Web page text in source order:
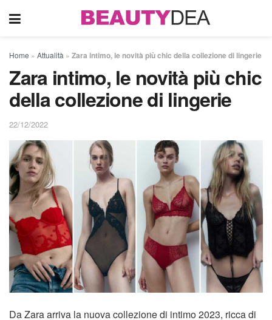
Home » Attualità » Zara intimo, le novità più chic della collezione di lingerie
Zara intimo, le novità più chic
della collezione di lingerie
22/12/2022
Da Zara arriva la nuova collezione di intimo 2023, ricca di